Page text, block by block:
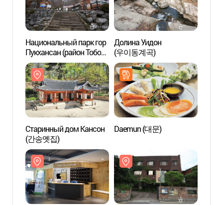
Национальный парк гор
Пукхансан (район Тобон)
/ (북한산국립공원 (도봉
지구))
Долина Уидон
(우이동계곡)
Старинный дом Кансон
(간송옛집)
Daemun (대문)